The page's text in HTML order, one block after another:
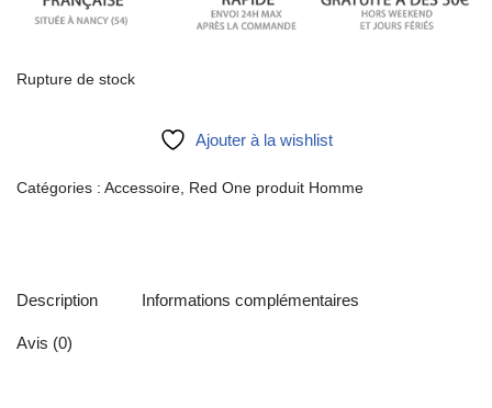
Rupture de stock
Ajouter à la wishlist
Catégories : Accessoire, Red One produit Homme
Description Informations complémentaires
Avis (0)